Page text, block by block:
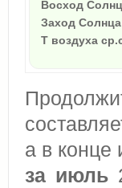
Восход
Заход
Т воздуха
а в конце
за июль